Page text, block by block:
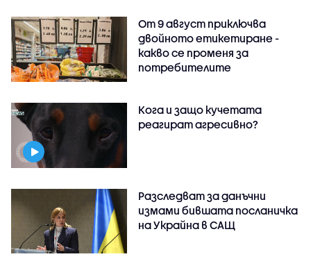
От 9 август приключва
двойното етикетиране -
какво се променя за
потребителите
Кога и защо кучетата
реагират агресивно?
Разследват за данъчни
измами бившата посланичка
на Украйна в САЩ